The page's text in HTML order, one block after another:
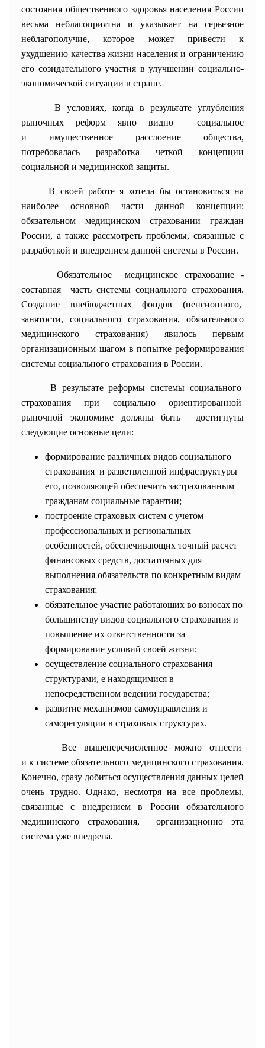
состояния общественного здоровья населения России
весьма неблагоприятна и указывает на серьезное
неблагополучие, которое может привести к
ухудшению качества жизни населения и ограничению
его созидательного участия в улучшении социально-
экономической ситуации в стране.
В условиях, когда в результате углубления
рыночных реформ явно видно социальное
и имущественное расслоение общества,
потребовалась разработка четкой концепции
социальной и медицинской защиты.
В своей работе я хотела бы остановиться на
наиболее основной части данной концепции:
обязательном медицинском страховании граждан
России, а также рассмотреть проблемы, связанные с
разработкой и внедрением данной системы в России.
Обязательное медицинское страхование -
составная часть системы социального страхования.
Создание внебюджетных фондов (пенсионного,
занятости, социального страхования, обязательного
медицинского страхования) явилось первым
организационным шагом в попытке реформирования
системы социального страхования в России.
В результате реформы системы социального
страхования при социально ориентированной
рыночной экономике должны быть достигнуты
следующие основные цели:
формирование различных видов социального
страхования и разветвленной инфраструктуры
его, позволяющей обеспечить застрахованным
гражданам социальные гарантии;
построение страховых систем с учетом
профессиональных и региональных
особенностей, обеспечивающих точный расчет
финансовых средств, достаточных для
выполнения обязательств по конкретным видам
страхования;
обязательное участие работающих во взносах по
большинству видов социального страхования и
повышение их ответственности за
формирование условий своей жизни;
осуществление социального страхования
структурами, е находящимися в
непосредственном ведении государства;
развитие механизмов самоуправления и
саморегуляции в страховых структурах.
Все вышеперечисленное можно отнести
и к системе обязательного медицинского страхования.
Конечно, сразу добиться осуществления данных целей
очень трудно. Однако, несмотря на все проблемы,
связанные с внедрением в России обязательного
медицинского страхования, организационно эта
система уже внедрена.